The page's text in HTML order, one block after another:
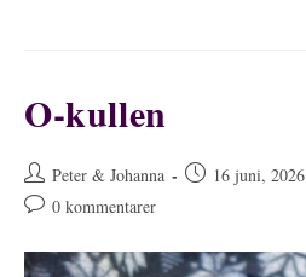
O-kullen
Inläggsförfattare:
Peter & Johanna
Inlägget16 juni, 2026
Kommentarer
inlägget:
0 kommentarer